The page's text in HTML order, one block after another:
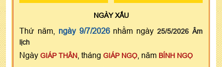
NGÀYXẤU
Thứ năm, ngày 9/7/2026nhằm ngày25/5/2026 Âm
lịch
Ngày GIÁP THÂN , tháng GIÁP NGỌ , năm BÍNH NGỌ